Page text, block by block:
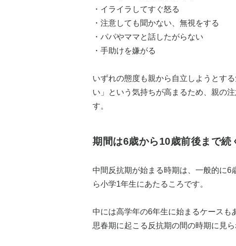
・イライラしてすぐ怒る
・注意しても聞かない、無視をする
・パパやママと話したがらない
・手助けを嫌がる
いずれの態度も親から自立しようとす
い」という気持ちが高まるため、親の
す。
期間は6歳から10歳前後まで続
中間反抗期が始まる時期は、一般的に
ら小学1年生にあたるころです。
中には高学年の6年生に始まるケースも
思春期に起こる反抗期の間の時期に見